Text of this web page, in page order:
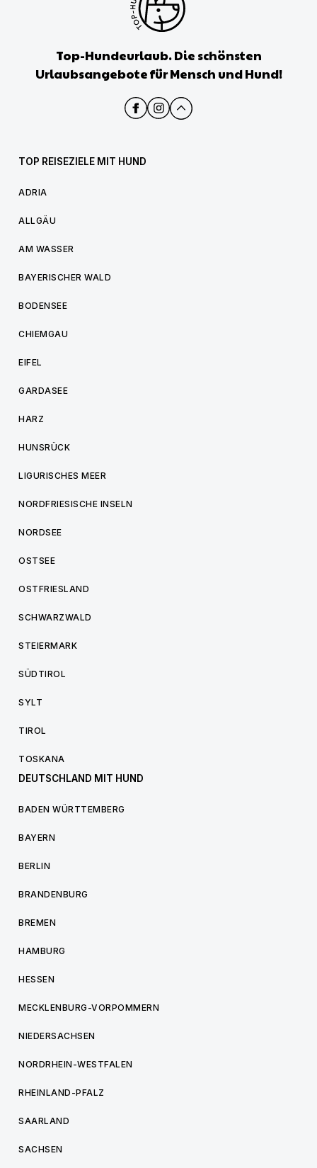
Top-Hundeurlaub. Die schönsten
Urlaubsangebote für Mensch und Hund!
TOP REISEZIELE MIT HUND
ADRIA
ALLGÄU
AM WASSER
BAYERISCHER WALD
BODENSEE
CHIEMGAU
EIFEL
GARDASEE
HARZ
HUNSRÜCK
LIGURISCHES MEER
NORDFRIESISCHE INSELN
NORDSEE
OSTSEE
OSTFRIESLAND
SCHWARZWALD
STEIERMARK
SÜDTIROL
SYLT
TIROL
TOSKANA
DEUTSCHLAND MIT HUND
BADEN WÜRTTEMBERG
BAYERN
BERLIN
BRANDENBURG
BREMEN
HAMBURG
HESSEN
MECKLENBURG-VORPOMMERN
NIEDERSACHSEN
NORDRHEIN-WESTFALEN
RHEINLAND-PFALZ
SAARLAND
SACHSEN